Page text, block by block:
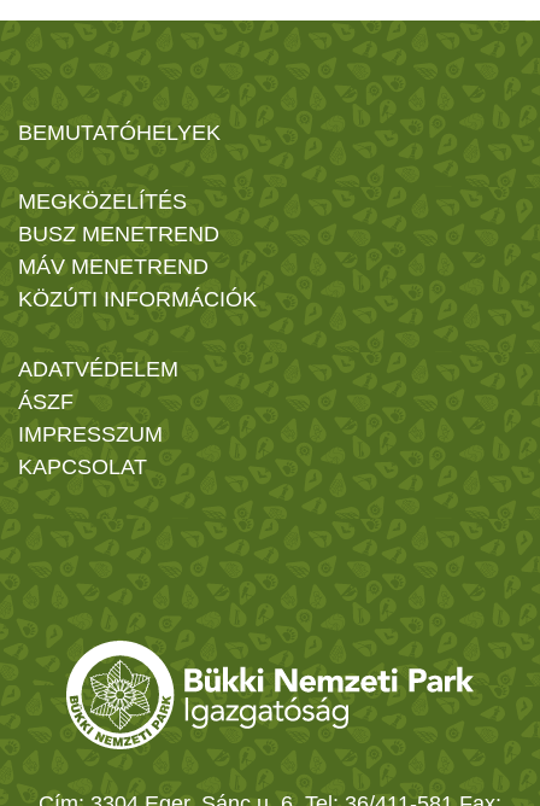
BEMUTATÓHELYEK
MEGKÖZELÍTÉS
BUSZ MENETREND
MÁV MENETREND
KÖZÚTI INFORMÁCIÓK
ADATVÉDELEM
ÁSZF
IMPRESSZUM
KAPCSOLAT